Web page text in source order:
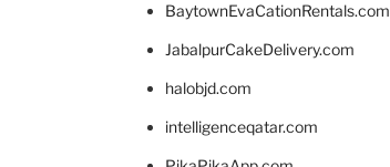
BaytownEvaCationRentals.com
JabalpurCakeDelivery.com
halobjd.com
intelligenceqatar.com